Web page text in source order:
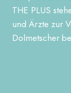
THE PLUS
und Ärzte zur
Dolmetscher